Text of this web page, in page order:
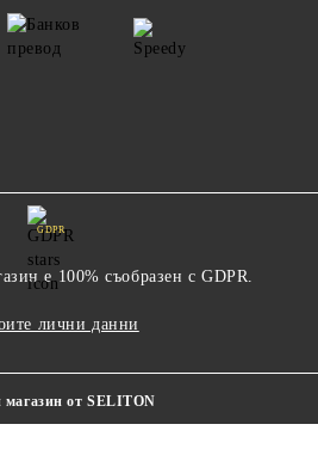
GDPR
е 100% съобразен с GDPR.
лични данни
от SELITON